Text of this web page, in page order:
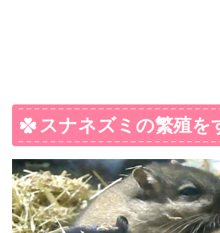
スナネズミの繁殖を